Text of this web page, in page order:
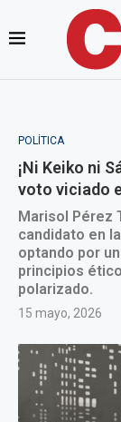
POLÍTICA
¡Ni Keiko ni
voto viciado
Marisol Pérez
candidato en
optando por
principios
polarizado.
15 mayo, 2026